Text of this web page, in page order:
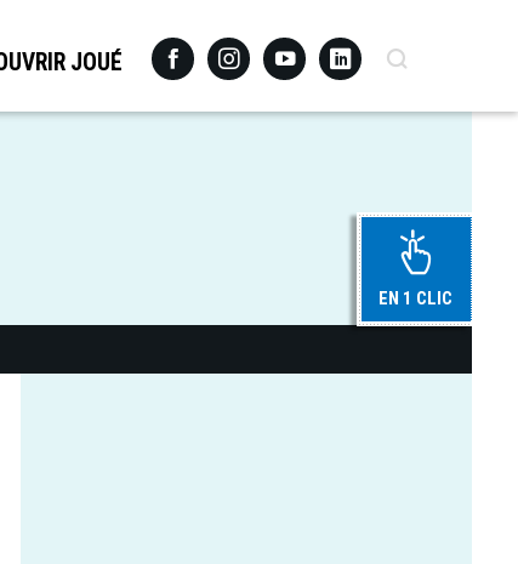
JOUÉ FacebookInstagramYoutubeLinkedinRecherche
EN 1 CLIC